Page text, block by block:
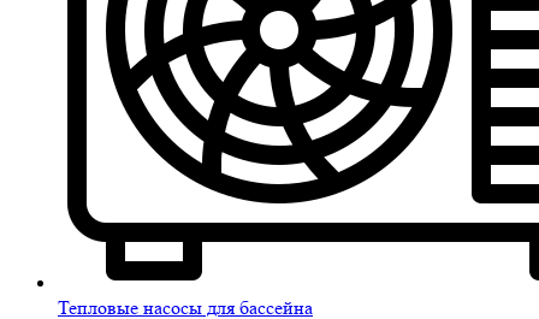
Тепловые насосы для бассейна